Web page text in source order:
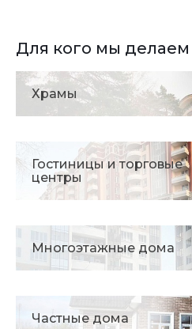
Для кого мы
Храмы
Гостиницы и торговые
центры
Многоэтажные дома
Частные дома